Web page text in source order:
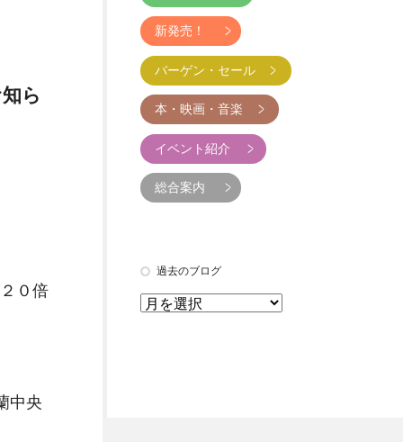
ら
０倍
中央
新発売！
バーゲン・セール
本・映画・音楽
イベント紹介
総合案内
過去のブログ